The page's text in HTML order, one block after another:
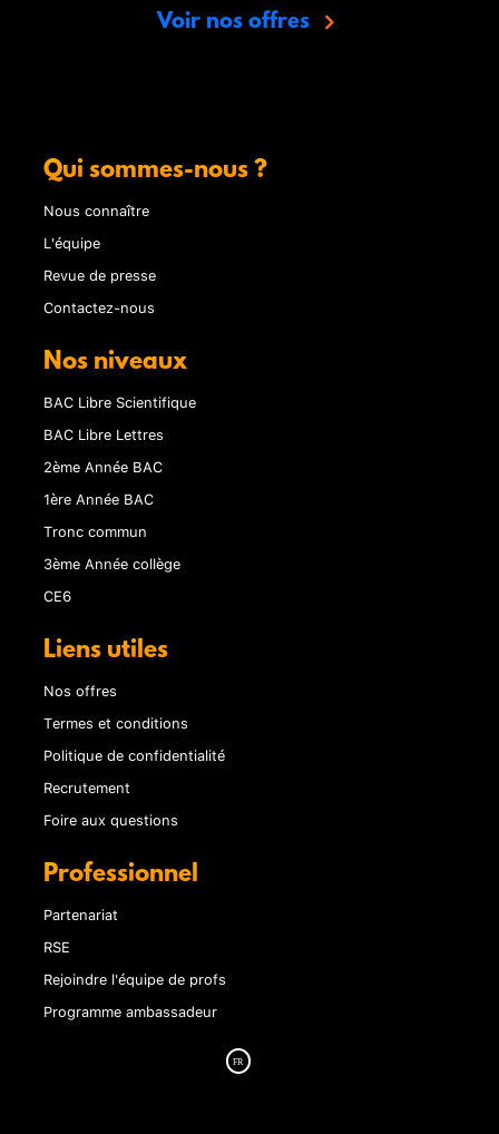
Voir nos offres
Qui sommes-nous ?
Nous connaître
L'équipe
Revue de presse
Contactez-nous
Nos niveaux
BAC Libre Scientifique
BAC Libre Lettres
2ème Année BAC
1ère Année BAC
Tronc commun
3ème Année collège
CE6
Liens utiles
Nos offres
Termes et conditions
Politique de confidentialité
Recrutement
Foire aux questions
Professionnel
Partenariat
RSE
Rejoindre l'équipe de profs
Programme ambassadeur